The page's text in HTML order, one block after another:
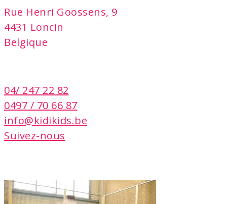
Rue Henri Goossens, 9
4431 Loncin
Belgique
04/ 247 22 82
0497 / 70 66 87
info@kidikids.be
Suivez-nous